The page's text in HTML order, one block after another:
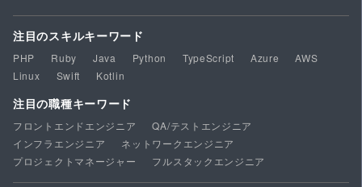
注目のスキルキーワード
PHP Ruby Java Python TypeScript Azure
AWS
Linux
Swift Kotlin
注目の職種キーワード
フロントエンドエンジニア
QA/テストエンジニア
インフラエンジニア
ネットワークエンジニア
プロジェクトマネージャー
フルスタックエンジニア